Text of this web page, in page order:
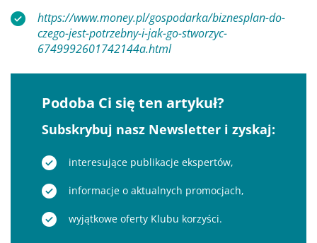
https://www.money.pl/gospodarka/biznesplan-do-
czego-jest-potrzebny-i-jak-go-stworzyc-
6749992601742144a.html
Podoba Ci się ten artykuł?
Subskrybuj nasz Newsletter i zyskaj:
interesujące publikacje ekspertów,
informacje o aktualnych promocjach,
wyjątkowe oferty Klubu korzyści.